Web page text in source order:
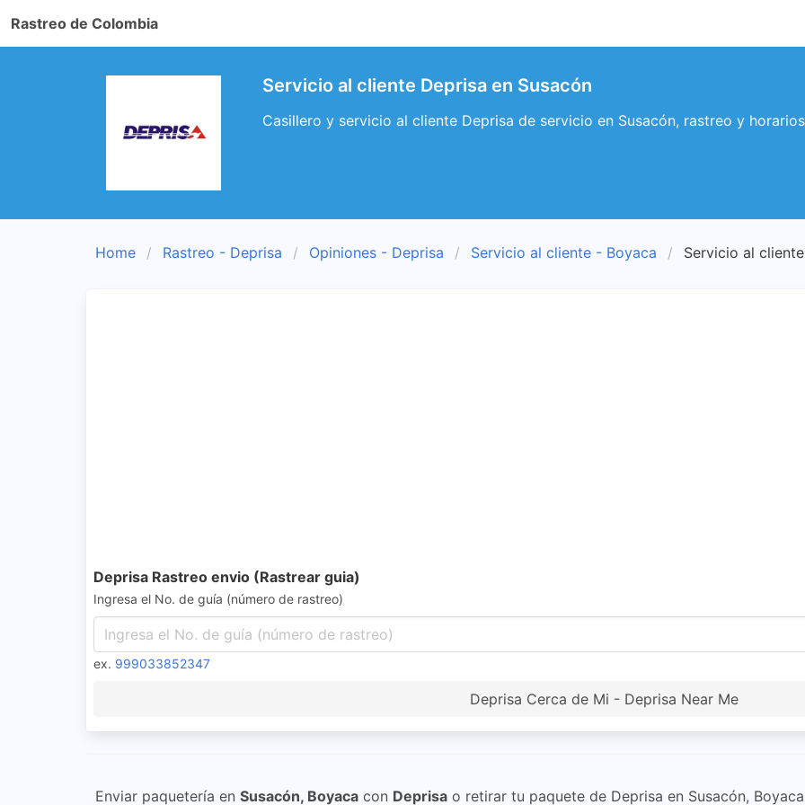
Rastreo de Colombia
Servicio al cliente Deprisa en Susacón
Casillero y servicio al cliente Deprisa de servicio en Susacón, rastreo y
Home Rastreo - Deprisa Opiniones - Deprisa Servicio al cliente - Boyaca Servicio al
Deprisa Rastreo envio (Rastrear guia)
Ingresa el No. de guía (número de rastreo)
ex. 999033852347
Deprisa Cerca de Mi - Deprisa Near Me
Enviar paquetería en Susacón, Boyaca con Deprisa o retirar tu paquete de Deprisa en Susacón,